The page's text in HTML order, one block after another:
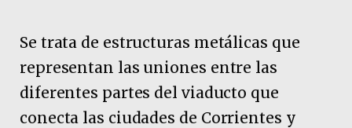
Se trata de estructuras metálicas que
representan las uniones entre las
diferentes partes del viaducto que
conecta las ciudades de Corrientes y